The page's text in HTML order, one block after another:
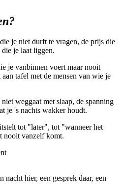
je niet durft te vragen, de prijs die
je laat liggen.
je vanbinnen voert maar nooit
tafel met de mensen van wie je
weggaat met slaap, de spanning
je 's nachts wakker houdt.
tot "later", tot "wanneer het
nooit vanzelf komt.
nacht hier, een gesprek daar, een